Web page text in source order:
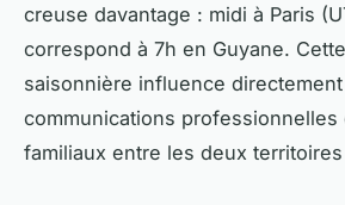
creuse davantage : midi à Paris
correspond à 7h en Guyane.
saisonnière influence
communications professionnelles
familiaux entre les deux